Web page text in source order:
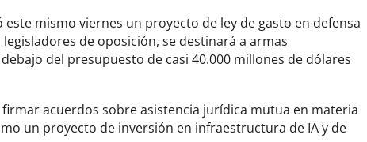
mismo viernes un proyecto de ley de gasto en defensa
de oposición, se destinará a armas
del presupuesto de casi 40.000 millones de dólares
acuerdos sobre asistencia jurídica mutua en materia
un proyecto de inversión en infraestructura de IA y de